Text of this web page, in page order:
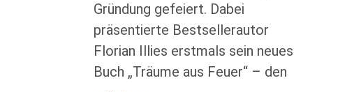
Gründung gefeiert. Dabei
präsentierte Bestsellerautor
Florian Illies erstmals sein neues
Buch „Träume aus Feuer“ – den